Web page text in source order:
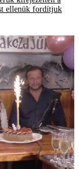
ellenük fordítjuk